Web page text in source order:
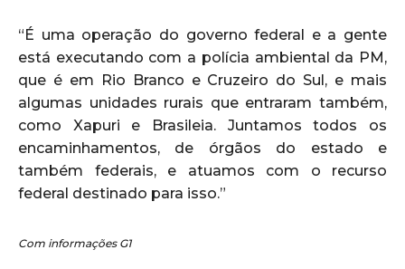
“É uma operação do governo federal e a gente
está executando com a polícia ambiental da PM,
que é em Rio Branco e Cruzeiro do Sul, e mais
algumas unidades rurais que entraram também,
como Xapuri e Brasileia. Juntamos todos os
encaminhamentos, de órgãos do estado e
também federais, e atuamos com o recurso
federal destinado para isso.”
Com informações G1